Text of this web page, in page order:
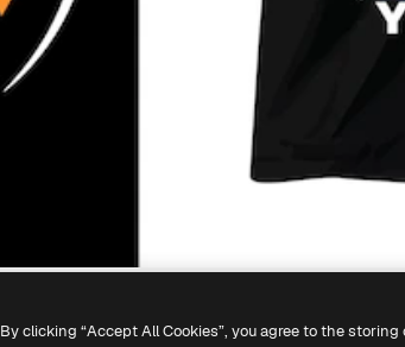
By clicking “Accept All Cookies”, you agree to the